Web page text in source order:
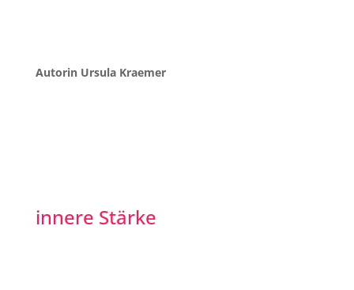
Autorin Ursula Kraemer
innere Stärke